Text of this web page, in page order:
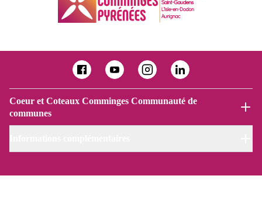
Coeur et Coteaux Comminges Communauté de
communes